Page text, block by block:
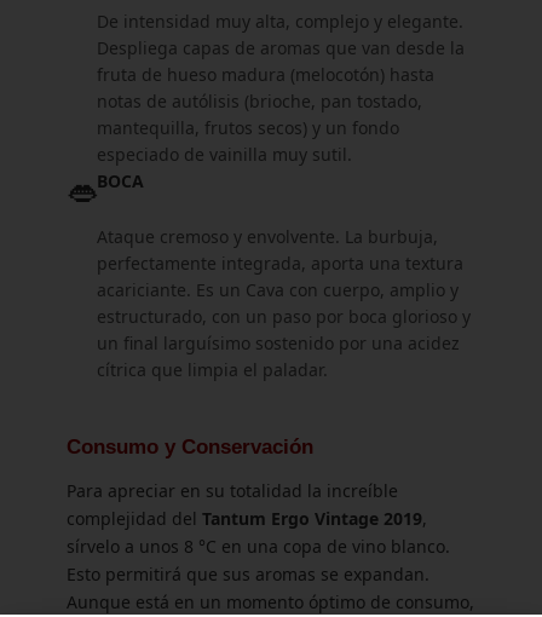
De intensidad muy alta, complejo y elegante.
Despliega capas de aromas que van desde la
fruta de hueso madura (melocotón) hasta
notas de autólisis (brioche, pan tostado,
mantequilla, frutos secos) y un fondo
especiado de vainilla muy sutil.
👄BOCA
Ataque cremoso y envolvente. La burbuja,
perfectamente integrada, aporta una textura
acariciante. Es un Cava con cuerpo, amplio y
estructurado, con un paso por boca glorioso y
un final larguísimo sostenido por una acidez
cítrica que limpia el paladar.
Consumo y Conservación
Para apreciar en su totalidad la increíble
complejidad del Tantum Ergo Vintage 2019,
sírvelo a unos 8 °C en una copa de vino blanco.
Esto permitirá que sus aromas se expandan.
Aunque está en un momento óptimo de consumo,